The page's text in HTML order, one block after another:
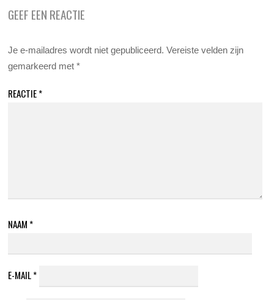
GEEF EEN REACTIE
Je e-mailadres wordt niet gepubliceerd. Vereiste velden zijn
gemarkeerd met*
REACTIE*
NAAM *
E-MAIL*